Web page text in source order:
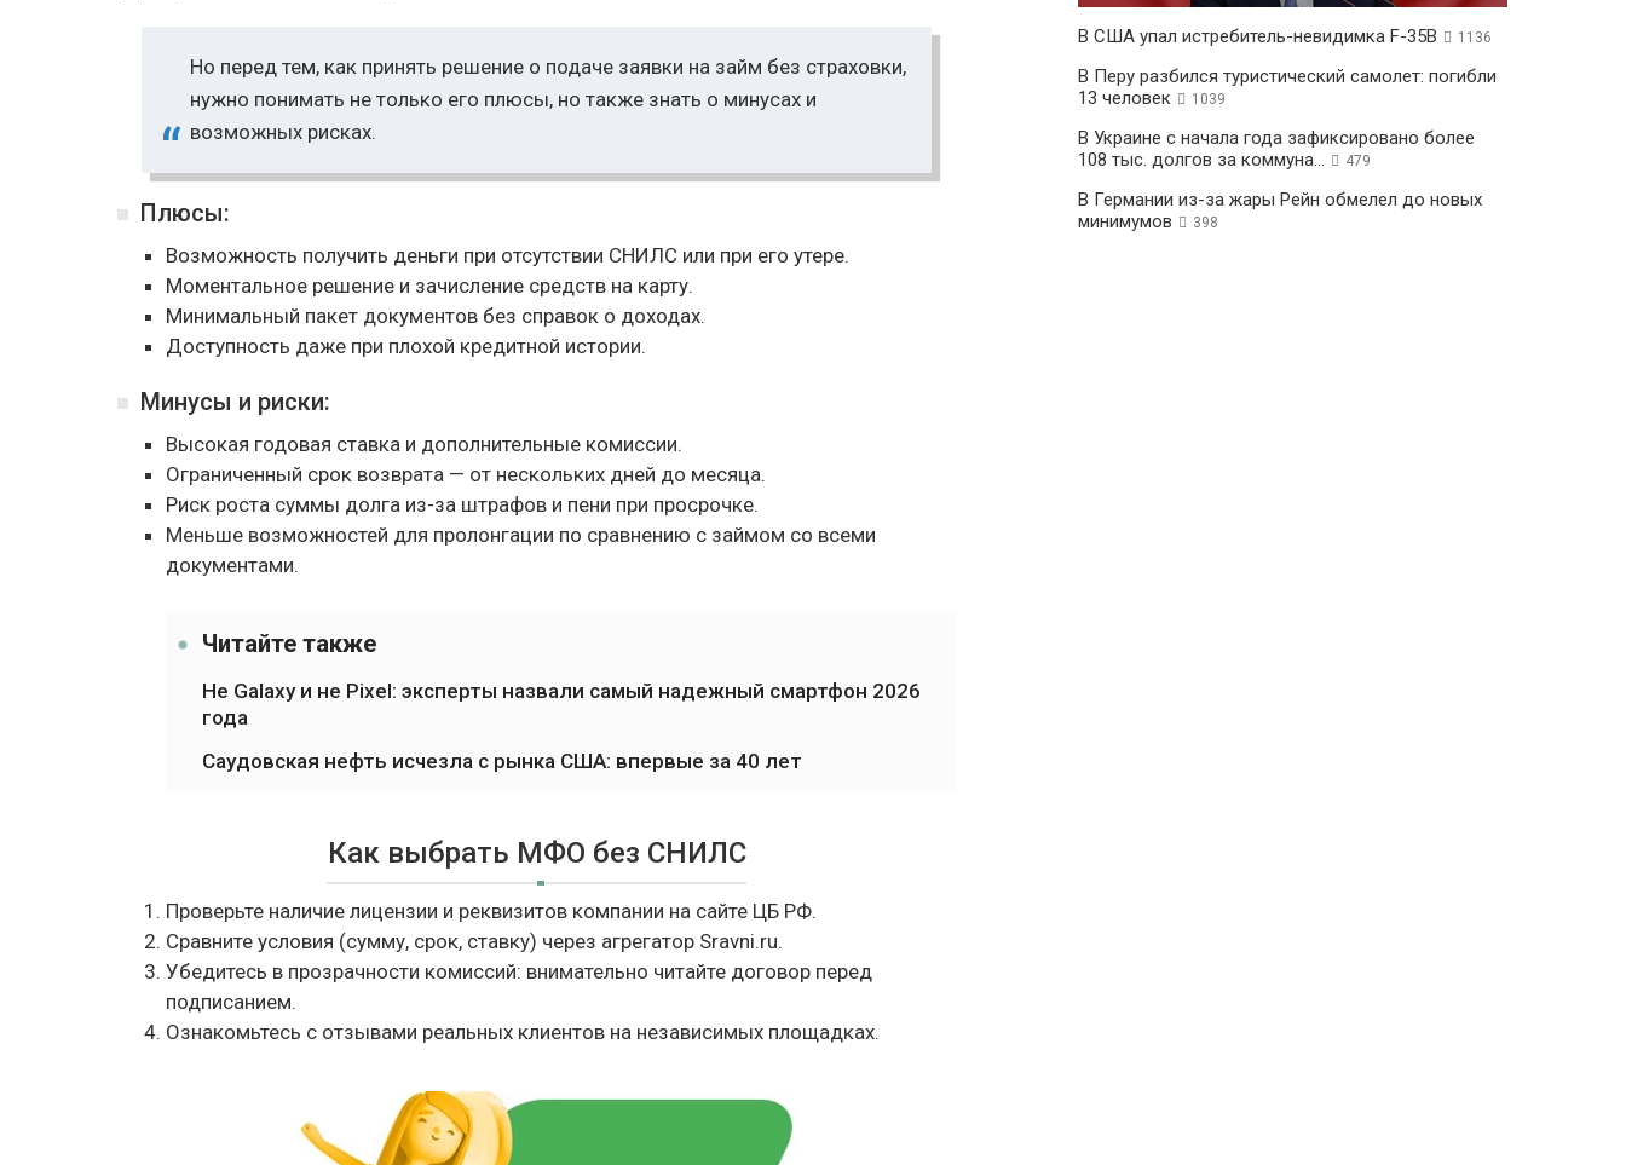
Но перед тем, как принять решение о подаче заявки на займ без страховки,
нужно понимать не только его плюсы, но также знать о минусах и
возможных рисках.
Плюсы:
Возможность получить деньги при отсутствии СНИЛС или при его утере.
Моментальное решение и зачисление средств на карту.
Минимальный пакет документов без справок о доходах.
Доступность даже при плохой кредитной истории.
Минусы и риски:
Высокая годовая ставка и дополнительные комиссии.
Ограниченный срок возврата — от нескольких дней до месяца.
Риск роста суммы долга из-за штрафов и пени при просрочке.
Меньше возможностей для пролонгации по сравнению с займом со всеми
документами.
Читайте также
Не Galaxy и не Pixel: эксперты назвали самый надежный смартфон 2026
года
Саудовская нефть исчезла с рынка США: впервые за 40 лет
Как выбрать МФО без СНИЛС
Проверьте наличие лицензии и реквизитов компании на сайте ЦБ РФ.
Сравните условия (сумму, срок, ставку) через агрегатор Sravni.ru.
Убедитесь в прозрачности комиссий: внимательно читайте договор перед
подписанием.
Ознакомьтесь с отзывами реальных клиентов на независимых площадках.
В США упал истребитель-невидимка F-35B 1136
В Перу разбился туристический самолет: погибли
13 человек
1039
В Украине с начала года зафиксировано более
108 тыс. долгов за коммуна...
479
В Германии из-за жары Рейн обмелел до новых
минимумов
398